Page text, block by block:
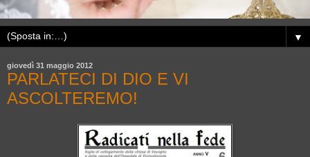
▼
giovedì 31 maggio 2012
PARLATECI DI DIO E VI
ASCOLTEREMO!